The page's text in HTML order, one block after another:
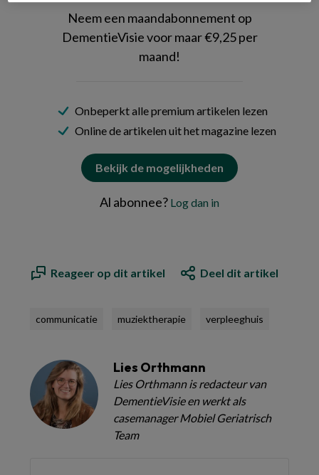
Neem een maandabonnement op
DementieVisie voor maar €9,25 per
maand!
Onbeperkt alle premium artikelen lezen
Online de artikelen uit het magazine lezen
Bekijk de mogelijkheden
Al abonnee? Log dan in
Reageer op dit artikel Deel dit artikel
communicatie muziektherapie verpleeghuis
Lies Orthmann
Lies Orthmann is redacteur van
DementieVisie en werkt als
casemanager Mobiel Geriatrisch
Team